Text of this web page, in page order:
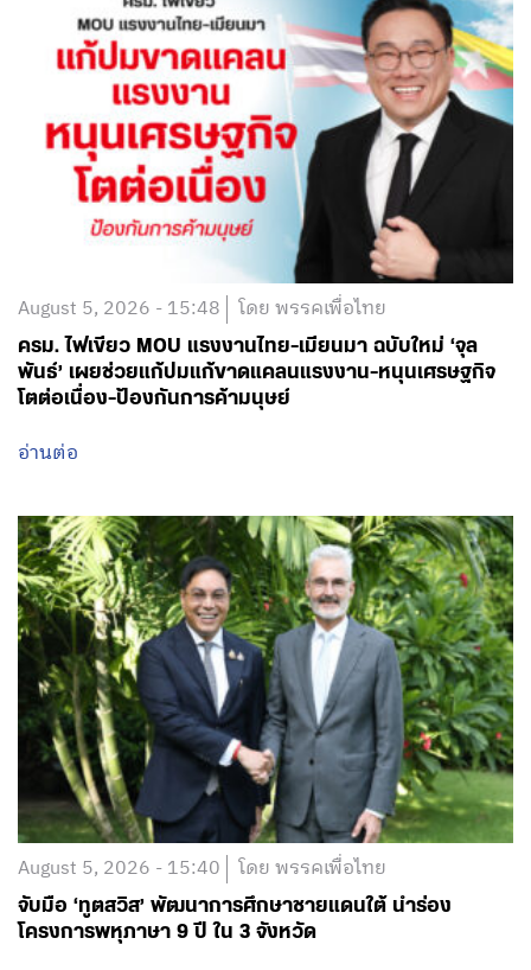
August 5, 2026 - 15:48 โดย พรรคเพื่อไทย
ครม. ไฟเขียว MOU แรงงานไทย-เมียนมา ฉบับใหม่ ‘จุล
พันธ์’ เผยช่วยแก้ปมแก้ขาดแคลนแรงงาน-หนุนเศรษฐกิจ
โตต่อเนื่อง-ป้องกันการค้ามนุษย์
อ่านต่อ
August 5, 2026 - 15:40 โดย พรรคเพื่อไทย
จับมือ ‘ทูตสวิส’ พัฒนาการศึกษาชายแดนใต้ นำร่อง
โครงการพหุภาษา 9 ปี ใน 3 จังหวัด